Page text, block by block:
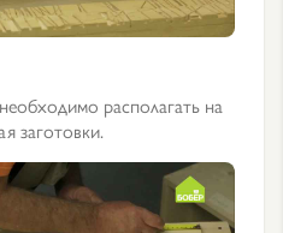
располагать на
заготовки.